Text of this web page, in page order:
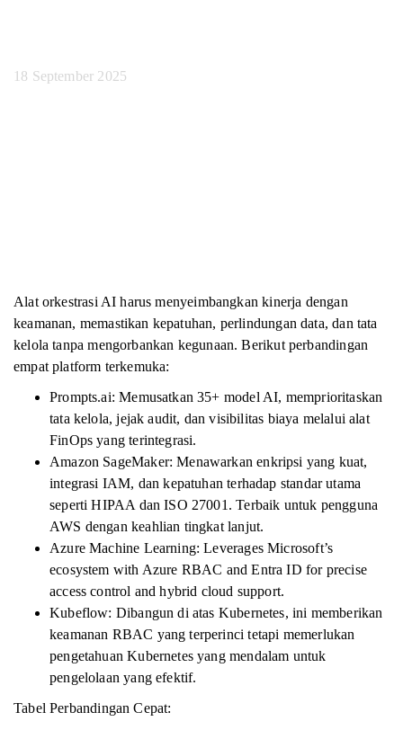
18 September 2025
Alat orkestrasi AI harus menyeimbangkan kinerja dengan
keamanan, memastikan kepatuhan, perlindungan data, dan tata
kelola tanpa mengorbankan kegunaan. Berikut perbandingan
empat platform terkemuka:
Prompts.ai: Memusatkan 35+ model AI, memprioritaskan
tata kelola, jejak audit, dan visibilitas biaya melalui alat
FinOps yang terintegrasi.
Amazon SageMaker: Menawarkan enkripsi yang kuat,
integrasi IAM, dan kepatuhan terhadap standar utama
seperti HIPAA dan ISO 27001. Terbaik untuk pengguna
AWS dengan keahlian tingkat lanjut.
Azure Machine Learning: Leverages Microsoft’s
ecosystem with Azure RBAC and Entra ID for precise
access control and hybrid cloud support.
Kubeflow: Dibangun di atas Kubernetes, ini memberikan
keamanan RBAC yang terperinci tetapi memerlukan
pengetahuan Kubernetes yang mendalam untuk
pengelolaan yang efektif.
Tabel Perbandingan Cepat: